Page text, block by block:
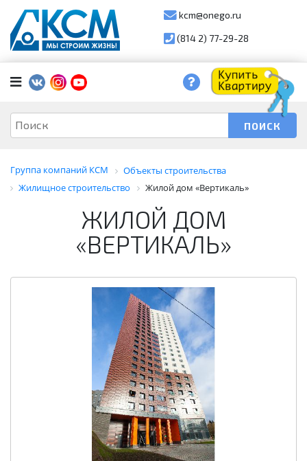
kcm@onego.ru
(814 2) 77-29-28
Группа компаний КСМ
Объекты строительства
Жилищное строительство
Жилой дом «Вертикаль»
ЖИЛОЙ ДОМ
«ВЕРТИКАЛЬ»